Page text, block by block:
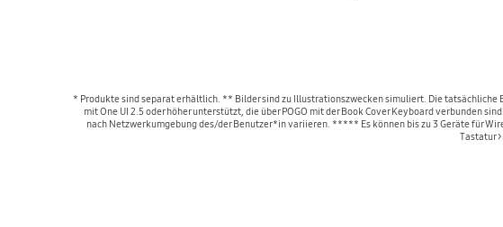
* Produkte sind separat erhältlich. ** Bilder sind zu Illustrationszwecken simuliert. Die tatsächliche
mit One UI 2.5 oder höher unterstützt, die über POGO mit der Book Cover Keyboard verbunden
nach Netzwerkumgebung des/der Benutzer*in variieren. ***** Es können bis zu 3 Geräte für
Tastatur